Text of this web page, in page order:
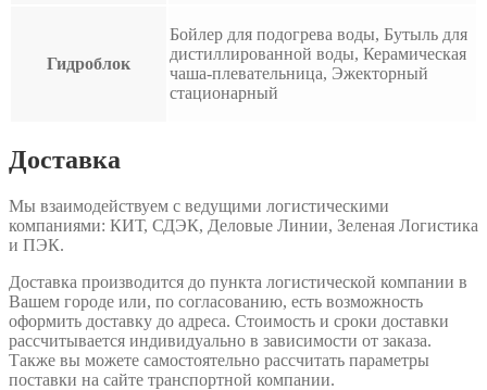
Гидроблок
Бойлер для подогрева воды, Бутыль для
дистиллированной воды, Керамическая
чаша-плевательница, Эжекторный
стационарный
Доставка
Мы взаимодействуем с ведущими логистическими
компаниями: КИТ, СДЭК, Деловые Линии, Зеленая Логистика
и ПЭК.
Доставка производится до пункта логистической компании в
Вашем городе или, по согласованию, есть возможность
оформить доставку до адреса. Стоимость и сроки доставки
рассчитывается индивидуально в зависимости от заказа.
Также вы можете самостоятельно рассчитать параметры
поставки на сайте транспортной компании.